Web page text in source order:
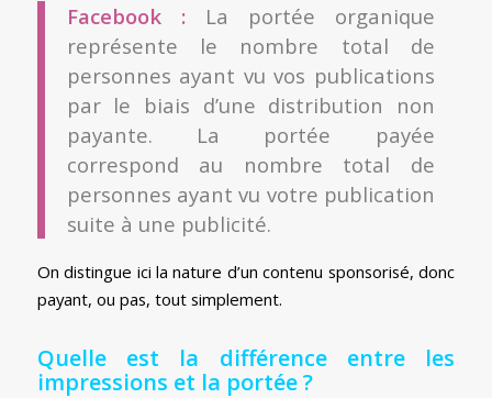
Facebook :La portée organique
représente le nombre total de
personnes ayant vu vos publications
par le biais d’une distribution non
payante. La portée payée
correspond au nombre total de
personnes ayant vu votre publication
suite à une publicité.
On distingue ici la nature d’un contenu sponsorisé, donc
payant, ou pas, tout simplement.
Quelle est la différence entre les
impressions et la portée ?